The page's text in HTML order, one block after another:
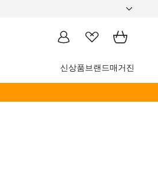
신상품브랜드매거진